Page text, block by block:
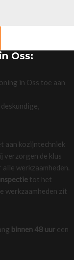
Oss:
in Oss toe aan
aan kozijntechniek
verzorgen de klus
werkzaamheden.
tot het
werkzaamheden zit
binnen 48 uureen